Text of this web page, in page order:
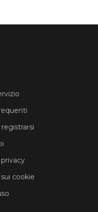
cookie